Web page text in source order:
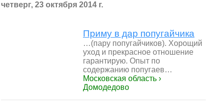
четверг, 23 октября 2014 г.
Приму в дар попугайчика
…(пару попугайчиков). Хорощий
уход и прекрасное отношение
гарантирую. Опыт по
содержанию попугаев…
Московская область ›
Домодедово